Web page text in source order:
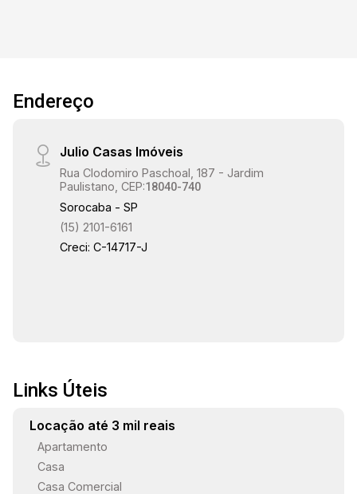
Endereço
Julio Casas Imóveis
Rua Clodomiro Paschoal, 187 - Jardim
Paulistano, CEP:18040-740
Sorocaba - SP
(15) 2101-6161
Creci: C-14717-J
Links Úteis
Locação até 3 mil reais
Apartamento
Casa
Casa Comercial